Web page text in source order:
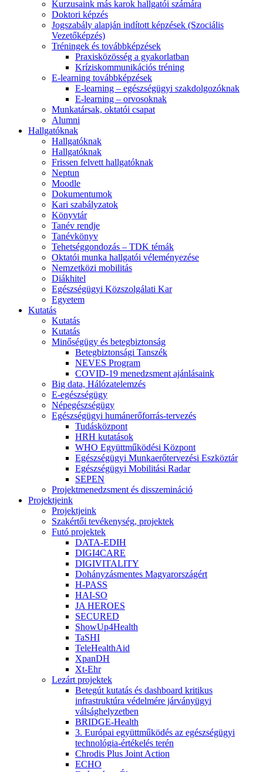
Kurzusaink más karok hallgatói számára
Doktori képzés
Jogszabály alapján indított képzések (Szociális
Vezetőképzés)
Tréningek és továbbképzések
Praxisközösség a gyakorlatban
Kríziskommunikációs tréning
E-learning továbbképzések
E-learning – egészségügyi szakdolgozóknak
E-learning – orvosoknak
Munkatársak, oktatói csapat
Alumni
Hallgatóknak
Hallgatóknak
Hallgatóknak
Frissen felvett hallgatóknak
Neptun
Moodle
Dokumentumok
Kari szabályzatok
Könyvtár
Tanév rendje
Tanévkönyv
Tehetséggondozás – TDK témák
Oktatói munka hallgatói véleményezése
Nemzetközi mobilitás
Diákhitel
Egészségügyi Közszolgálati Kar
Egyetem
Kutatás
Kutatás
Kutatás
Minőségügy és betegbiztonság
Betegbiztonsági Tanszék
NEVES Program
COVID-19 menedzsment ajánlásaink
Big data, Hálózatelemzés
E-egészségügy
Népegészségügy
Egészségügyi humánerőforrás-tervezés
Tudásközpont
HRH kutatások
WHO Együttműködési Központ
Egészségügyi Munkaerőtervezési Eszköztár
Egészségügyi Mobilitási Radar
SEPEN
Projektmenedzsment és disszemináció
Projektjeink
Projektjeink
Szakértői tevékenység, projektek
Futó projektek
DATA-EDIH
DIGI4CARE
DIGIVITALITY
Dohányzásmentes Magyarországért
H-PASS
HAI-SO
JA HEROES
SECURED
ShowUp4Health
TaSHI
TeleHealthAid
XpanDH
Xt-Ehr
Lezárt projektek
Betegút kutatás és dashboard kritikus
infrastruktúra védelmére járványügyi
válsághelyzetben
BRIDGE-Health
3. Európai együttműködés az egészségügyi
technológia-értékelés terén
Chrodis Plus Joint Action
ECHO